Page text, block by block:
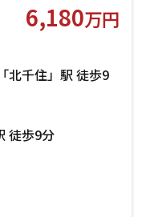
6,180万円
北千住」駅 徒歩9
徒歩9分